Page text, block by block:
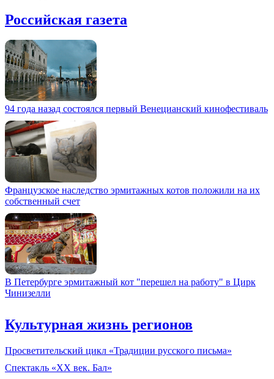
Российская газета
94 года назад состоялся первый Венецианский кинофестиваль
Французское наследство эрмитажных котов положили на их
собственный счет
В Петербурге эрмитажный кот "перешел на работу" в Цирк
Чинизелли
Культурная жизнь регионов
Просветительский цикл «Традиции русского письма»
Спектакль «XX век. Бал»